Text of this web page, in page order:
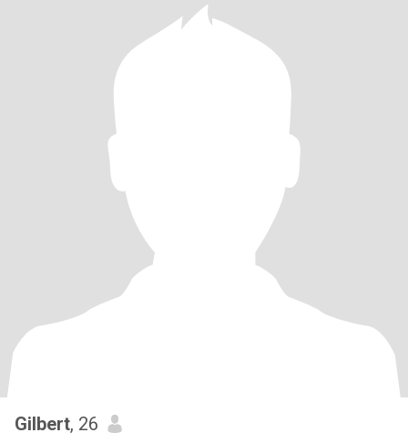
Gilbert, 26